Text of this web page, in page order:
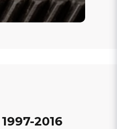
2016